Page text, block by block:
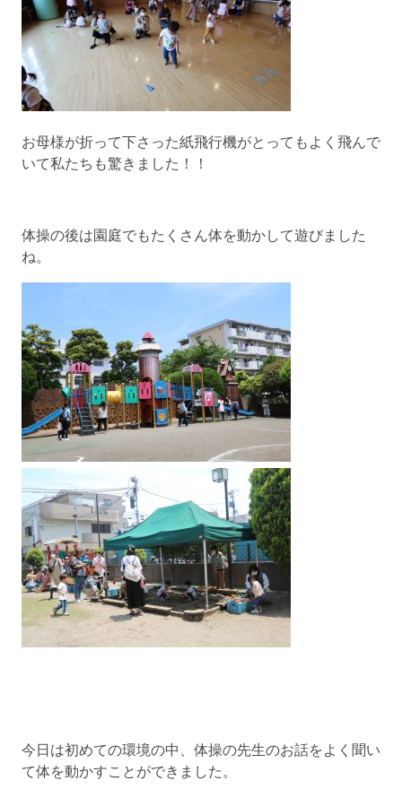
お母様が折って下さった紙飛行機がとってもよく飛んで
いて私たちも驚きました！！
体操の後は園庭でもたくさん体を動かして遊びました
ね。
今日は初めての環境の中、体操の先生のお話をよく聞い
て体を動かすことができました。